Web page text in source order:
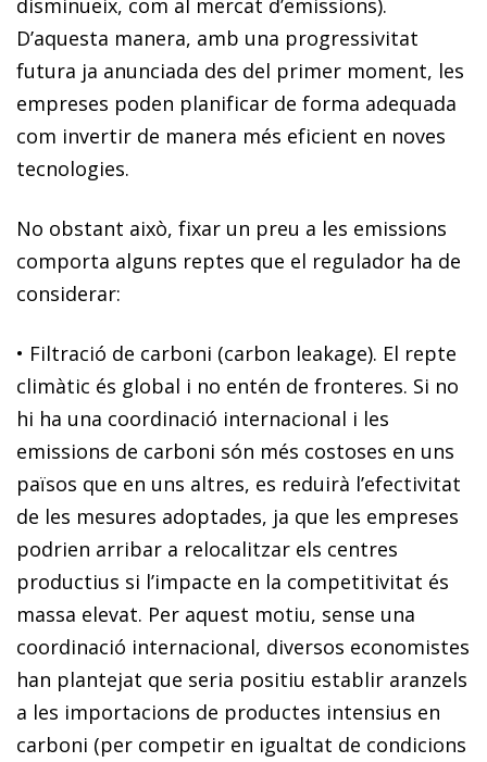
D’aquesta manera, amb una progressivitat
futura ja anunciada des del primer moment, les
empreses poden planificar de forma adequada
com invertir de manera més eficient en noves
tecnologies.
No obstant això, fixar un preu a les emissions
comporta alguns reptes que el regulador ha de
considerar:
• Filtració de carboni (carbon leakage). El repte
climàtic és global i no entén de fronteres. Si no
hi ha una coordinació internacional i les
emissions de carboni són més costoses en uns
països que en uns altres, es reduirà l’efectivitat
de les mesures adoptades, ja que les empreses
podrien arribar a relocalitzar els centres
productius si l’impacte en la competitivitat és
massa elevat. Per aquest motiu, sense una
coordinació internacional, diversos economistes
han plantejat que seria positiu establir aranzels
a les importacions de productes intensius en
carboni (per competir en igualtat de condicions